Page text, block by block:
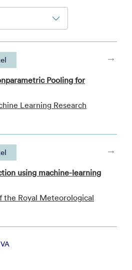
Pooling for
Learning Research
using machine-learning
the Royal Meteorological